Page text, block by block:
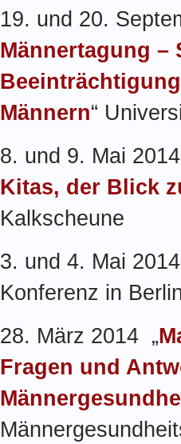
19. und 20.
Männertagung –
Männern“
8. und 9. Mai 2014
Kitas, der Blick
Kalkscheune
3. und 4. Mai 2014
Konferenz in
28. März 2014 „
Fragen und